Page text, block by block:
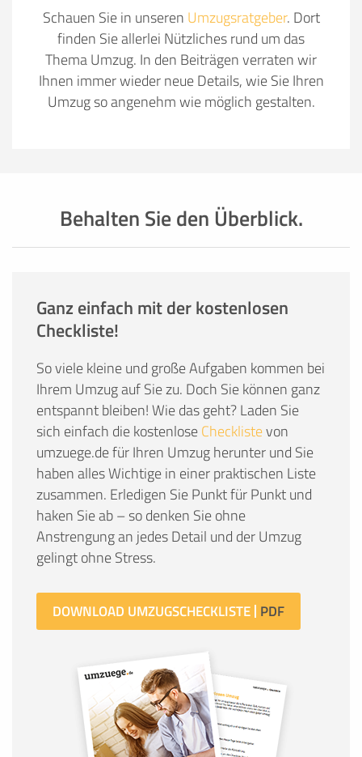
Schauen Sie in unseren Umzugsratgeber. Dort
finden Sie allerlei Nützliches rund um das
Thema Umzug. In den Beiträgen verraten wir
Ihnen immer wieder neue Details, wie Sie Ihren
Umzug so angenehm wie möglich gestalten.
Behalten Sie den Überblick.
Ganz einfach mit der kostenlosen
Checkliste!
So viele kleine und große Aufgaben kommen bei
Ihrem Umzug auf Sie zu. Doch Sie können ganz
entspannt bleiben! Wie das geht? Laden Sie
sich einfach die kostenloseChecklistevon
umzuege.de für Ihren Umzug herunter und Sie
haben alles Wichtige in einer praktischen Liste
zusammen. Erledigen Sie Punkt für Punkt und
haken Sie ab – so denken Sie ohne
Anstrengung an jedes Detail und der Umzug
gelingt ohne Stress.
DOWNLOAD UMZUGSCHECKLISTE